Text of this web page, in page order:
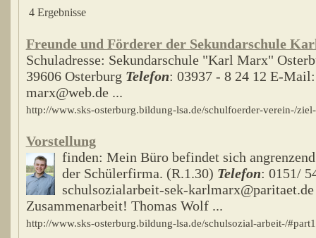
4 Ergebnisse
Freunde und Förderer der Sekundarschule
Schuladresse: Sekundarschule "Karl Marx"
39606 Osterburg Telefon: 03937 - 8 24 12 E-
marx@web.de ...
http://www.sks-osterburg.bildung-lsa.de/schulfoerder-verein-/
Vorstellung
finden: Mein Büro befindet sich
der Schülerfirma. (R.1.30) Telefon: 0151/
schulsozialarbeit-sek-
Zusammenarbeit! Thomas Wolf ...
http://www.sks-osterburg.bildung-lsa.de/schulsozial-arbeit-/